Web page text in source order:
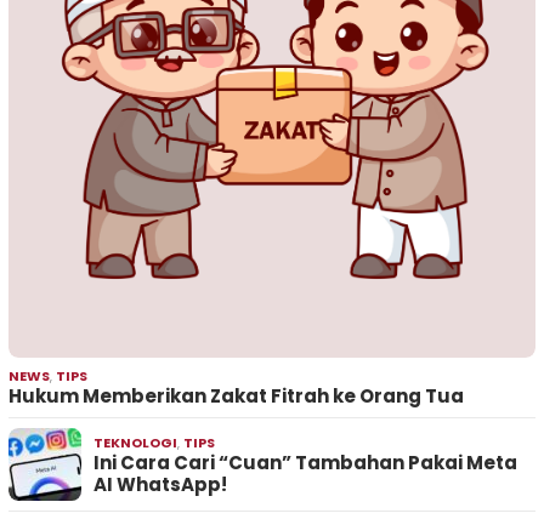
NEWS, TIPS
Hukum Memberikan Zakat Fitrah ke Orang Tua
TEKNOLOGI, TIPS
Ini Cara Cari “Cuan” Tambahan Pakai Meta
AI WhatsApp!